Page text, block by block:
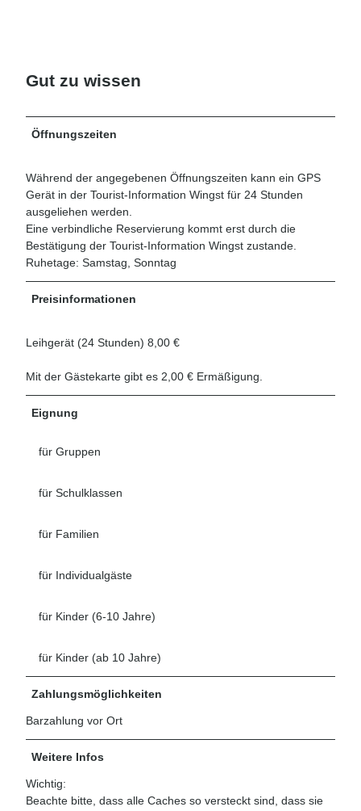
Gut zu wissen
Öffnungszeiten
Während der angegebenen Öffnungszeiten kann ein GPS
Gerät in der Tourist-Information Wingst für 24 Stunden
ausgeliehen werden.
Eine verbindliche Reservierung kommt erst durch die
Bestätigung der Tourist-Information Wingst zustande.
Ruhetage: Samstag, Sonntag
Preisinformationen
Leihgerät (24 Stunden) 8,00 €
Mit der Gästekarte gibt es 2,00 € Ermäßigung.
Eignung
für Gruppen
für Schulklassen
für Familien
für Individualgäste
für Kinder (6-10 Jahre)
für Kinder (ab 10 Jahre)
Zahlungsmöglichkeiten
Barzahlung vor Ort
Weitere Infos
Wichtig:
Beachte bitte, dass alle Caches so versteckt sind, dass sie